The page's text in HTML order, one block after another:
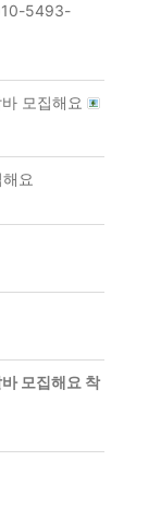
5493-
바 모집해요
요
모집해요 착